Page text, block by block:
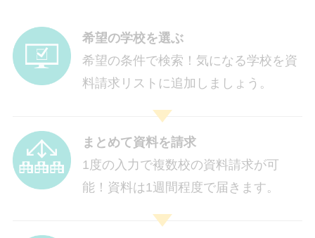
希望の学校を選ぶ
希望の条件で検索！気になる学校を資
料請求リストに追加しましょう。
まとめて資料を請求
1度の入力で複数校の資料請求が可
能！資料は1週間程度で届きます。